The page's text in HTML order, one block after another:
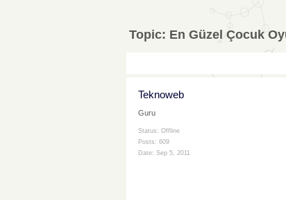
Topic: En Güzel Çocuk
Teknoweb
Guru
Status: Offline
Posts: 609
Date: Sep 5, 2011